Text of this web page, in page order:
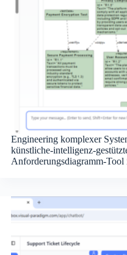
Engineering komplexer
künstliche-intelligenz-
Anforderungsdiagramm-